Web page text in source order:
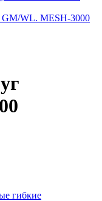
WL. MESH-3000
гибкие